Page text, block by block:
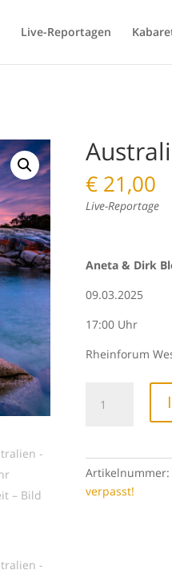
Live-Reportagen
€21,00
Live-Reportage
Aneta & Dirk
09.03.2025
17:00 Uhr
Rheinforum
Freiheit
Artikelnummer:
verpasst!